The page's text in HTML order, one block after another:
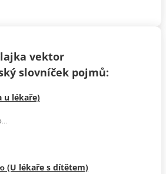
slovníček pojmů:
u lékaře)
(U lékaře s dítětem)